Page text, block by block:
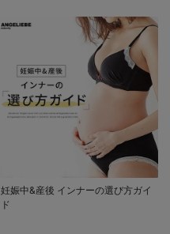
妊娠中&産後 インナーの選び方ガイ
ド